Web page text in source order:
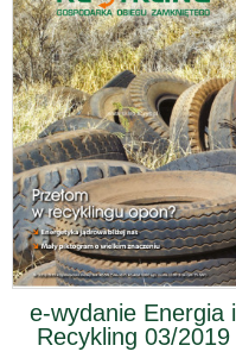
e-wydanie Energia i
Recykling 03/2019